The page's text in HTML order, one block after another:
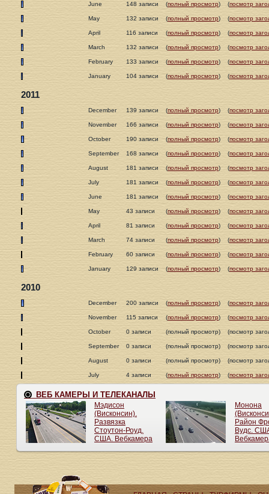
June 148 записи (полный просмотр) (посмотр
May 132 записи (полный просмотр) (посмотр
April 116 записи (полный просмотр) (посмотр
March 132 записи (полный просмотр) (посмотр
February 133 записи (полный просмотр) (посмотр
January 104 записи (полный просмотр) (посмотр
2011
December 139 записи (полный просмотр) (посмотр
November 166 записи (полный просмотр) (посмотр
October 190 записи (полный просмотр) (посмотр
September 168 записи (полный просмотр) (посмотр
August 181 записи (полный просмотр) (посмотр
July 181 записи (полный просмотр) (посмотр
June 181 записи (полный просмотр) (посмотр
May 43 записи (полный просмотр) (посмотр
April 81 записи (полный просмотр) (посмотр
March 74 записи (полный просмотр) (посмотр
February 60 записи (полный просмотр) (посмотр
January 129 записи (полный просмотр) (посмотр
2010
December 200 записи (полный просмотр) (посмотр
November 115 записи (полный просмотр) (посмотр
October 0 записи (полный просмотр) (посмотр
September 0 записи (полный просмотр) (посмотр
August 0 записи (полный просмотр) (посмотр
July 4 записи (полный просмотр) (посмотр